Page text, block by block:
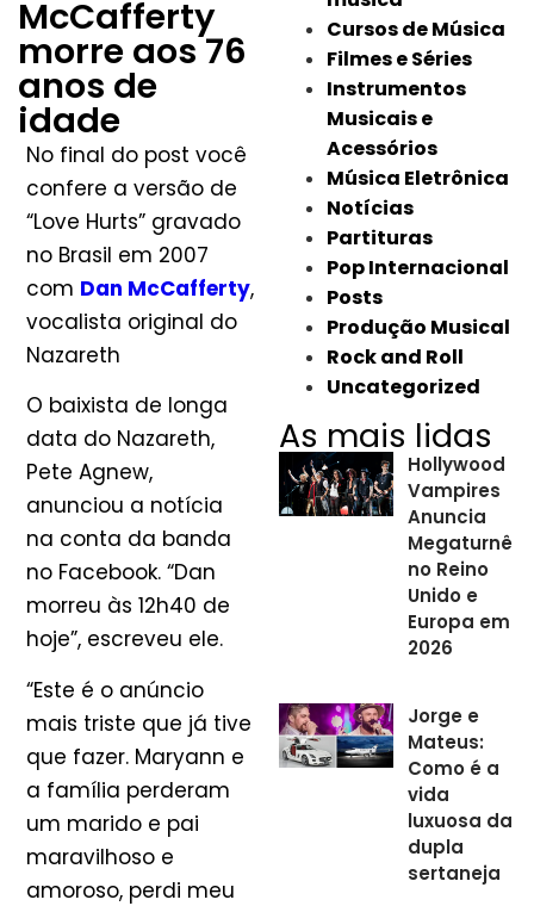
McCafferty
morre aos 76
anos de
idade
No final do post você
confere a versão de
“Love Hurts” gravado
no Brasil em 2007
com Dan McCafferty,
vocalista original do
Nazareth
O baixista de longa
data do Nazareth,
Pete Agnew,
anunciou a notícia
na conta da banda
no Facebook. “Dan
morreu às 12h40 de
hoje”, escreveu ele.
“Este é o anúncio
mais triste que já tive
que fazer. Maryann e
a família perderam
um marido e pai
maravilhoso e
amoroso, perdi meu
Cursos de Música
Filmes e Séries
Instrumentos
Musicais e
Acessórios
Música Eletrônica
Notícias
Partituras
Pop Internacional
Posts
Produção Musical
Rock and Roll
Uncategorized
As mais lidas
Hollywood
Vampires
Anuncia
Megaturnê
no Reino
Unido e
Europa em
2026
Jorge e
Mateus:
Como é a
vida
luxuosa da
dupla
sertaneja